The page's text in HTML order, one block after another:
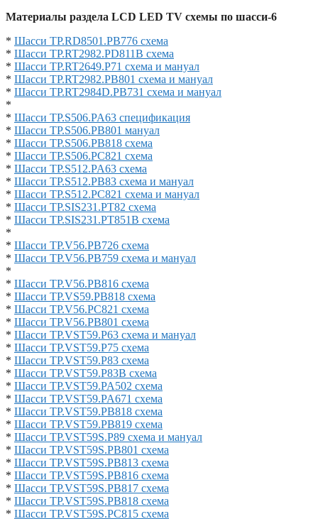
Материалы раздела LCD LED TV схемы по шасси-6
* Шасси TP.RD8501.PB776 схема
* Шасси TP.RT2982.PD811B схема
* Шасси TP.RT2649.P71 схема и мануал
* Шасси TP.RT2982.PB801 схема и мануал
* Шасси TP.RT2984D.PB731 схема и мануал
*
* Шасси TP.S506.PA63 спецификация
* Шасси TP.S506.PB801 мануал
* Шасси TP.S506.PB818 схема
* Шасси TP.S506.PC821 схема
* Шасси TP.S512.PA63 схема
* Шасси TP.S512.PB83 схема и мануал
* Шасси TP.S512.PC821 схема и мануал
* Шасси TP.SIS231.PT82 схема
* Шасси TP.SIS231.PT851B схема
*
* Шасси TP.V56.PB726 схема
* Шасси TP.V56.PB759 схема и мануал
*
* Шасси TP.V56.PB816 схема
* Шасси TP.VS59.PB818 схема
* Шасси TP.V56.PC821 схема
* Шасси TP.V56.PB801 схема
* Шасси TP.VST59.P63 схема и мануал
* Шасси TP.VST59.P75 схема
* Шасси TP.VST59.P83 схема
* Шасси TP.VST59.P83B схема
* Шасси TP.VST59.PA502 схема
* Шасси TP.VST59.PA671 схема
* Шасси TP.VST59.PB818 схема
* Шасси TP.VST59.PB819 схема
* Шасси TP.VST59S.P89 схема и мануал
* Шасси TP.VST59S.PB801 схема
* Шасси TP.VST59S.PB813 схема
* Шасси TP.VST59S.PB816 схема
* Шасси TP.VST59S.PB817 схема
* Шасси TP.VST59S.PB818 схема
* Шасси TP.VST59S.PC815 схема